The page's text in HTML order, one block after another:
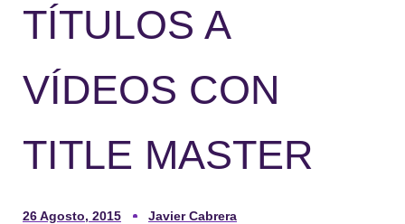
TÍTULOS A
VÍDEOS CON
TITLE MASTER
26 Agosto, 2015 Javier Cabrera